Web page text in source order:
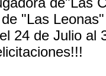
"Las
24 de Julio al